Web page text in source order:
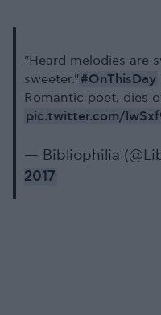
"Heard melodies are
sweeter."#OnThisDay
Romantic poet, dies
pic.twitter.com/
— Bibliophilia
2017